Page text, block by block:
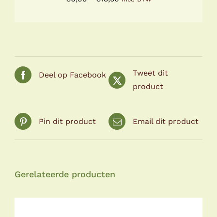
Deel op Facebook
Tweet dit
product
Pin dit product Email dit product
Gerelateerde producten